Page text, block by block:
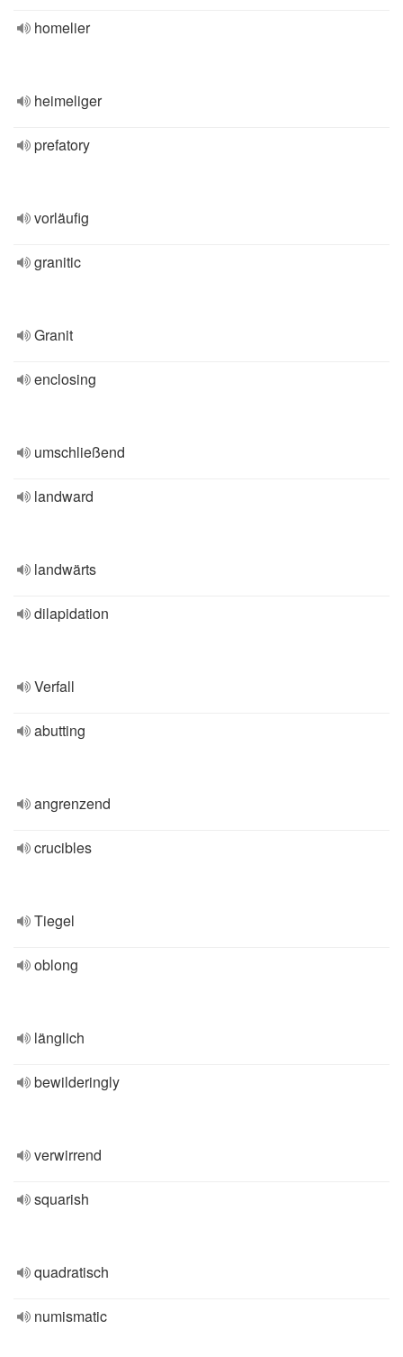
homelier
heimeliger
prefatory
vorläufig
granitic
Granit
enclosing
umschließend
landward
landwärts
dilapidation
Verfall
abutting
angrenzend
crucibles
Tiegel
oblong
länglich
bewilderingly
verwirrend
squarish
quadratisch
numismatic